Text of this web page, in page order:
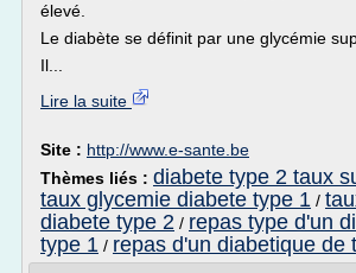
élevé.
Le diabète se définit par une glycémie
Il...
Lire la suite
Site : http://www.e-sante.be
Thèmes liés : diabete type 2 taux
taux glycemie diabete type 1 /
diabete type 2 / repas type d'un
type 1 / repas d'un diabetique de